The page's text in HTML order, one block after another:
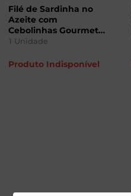
Produto Indisponível
Filé de Sardinha no
Azeite com
Cebolinhas Gourmet
Costa Nutrition 125g
1 Unidade